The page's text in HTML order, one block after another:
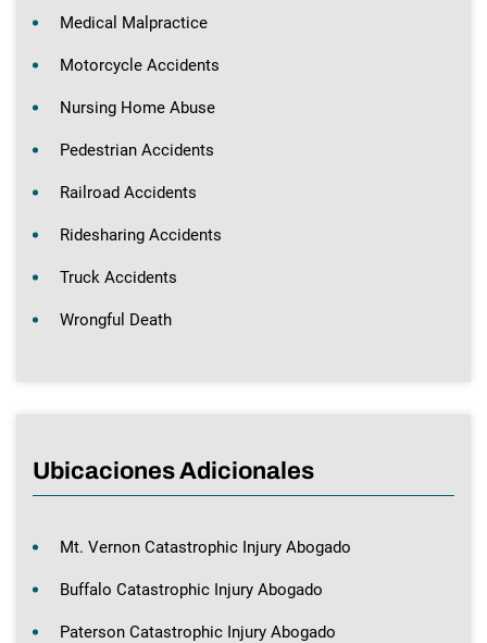
Medical Malpractice
Motorcycle Accidents
Nursing Home Abuse
Pedestrian Accidents
Railroad Accidents
Ridesharing Accidents
Truck Accidents
Wrongful Death
Ubicaciones Adicionales
Mt. Vernon Catastrophic Injury Abogado
Buffalo Catastrophic Injury Abogado
Paterson Catastrophic Injury Abogado